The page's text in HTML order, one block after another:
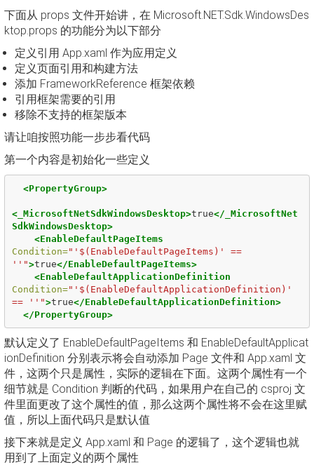
下面从 props 文件开始讲，在 Microsoft.NET.Sdk.WindowsDes
ktop.props 的功能分为以下部分
定义引用 App.xaml 作为应用定义
定义页面引用和构建方法
添加 FrameworkReference 框架依赖
引用框架需要的引用
移除不支持的框架版本
请让咱按照功能一步步看代码
第一个内容是初始化一些定义
<PropertyGroup>
<_MicrosoftNetSdkWindowsDesktop>true</_MicrosoftNet
SdkWindowsDesktop>
<EnableDefaultPageItems
Condition="'$(EnableDefaultPageItems)' ==
''">true</EnableDefaultPageItems>
<EnableDefaultApplicationDefinition
Condition="'$(EnableDefaultApplicationDefinition)'
== ''">true</EnableDefaultApplicationDefinition>
</PropertyGroup>
默认定义了 EnableDefaultPageItems 和 EnableDefaultApplicat
ionDefinition 分别表示将会自动添加 Page 文件和 App.xaml 文
件，这两个只是属性，实际的逻辑在下面。这两个属性有一个
细节就是 Condition 判断的代码，如果用户在自己的 csproj 文
件里面更改了这个属性的值，那么这两个属性将不会在这里赋
值，所以上面代码只是默认值
接下来就是定义 App.xaml 和 Page 的逻辑了，这个逻辑也就
用到了上面定义的两个属性